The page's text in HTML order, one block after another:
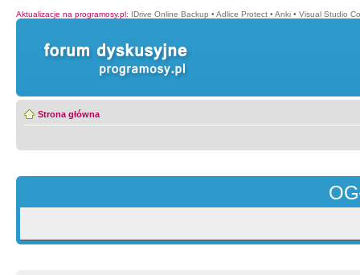
Aktualizacje na programosy.pl: IDrive Online Backup • Adlice Protect • Anki • Visual Studio
Strona główna